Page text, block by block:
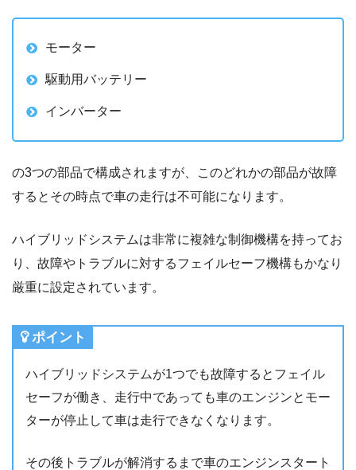
モーター
駆動用バッテリー
インバーター
の3つの部品で構成されますが、このどれかの部品が故障
するとその時点で車の走行は不可能になります。
ハイブリッドシステムは非常に複雑な制御機構を持ってお
り、故障やトラブルに対するフェイルセーフ機構もかなり
厳重に設定されています。
ポイント
ハイブリッドシステムが1つでも故障するとフェイル
セーフが働き、走行中であっても車のエンジンとモー
ターが停止して車は走行できなくなります。
その後トラブルが解消するまで車のエンジンスタート